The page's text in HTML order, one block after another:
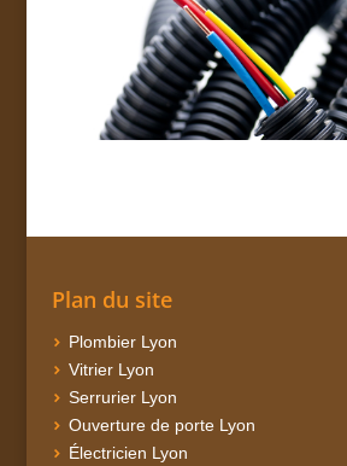
Plan du site
Plombier Lyon
Vitrier Lyon
Serrurier Lyon
Ouverture de porte Lyon
Électricien Lyon